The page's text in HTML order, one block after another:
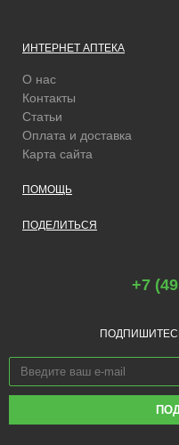
ИНТЕРНЕТ АПТЕКА
О нас
Контакты
Статьи
Оплата и доставка
Карта сайта
ПОМОЩЬ
ПОДЕЛИТЬСЯ
+7